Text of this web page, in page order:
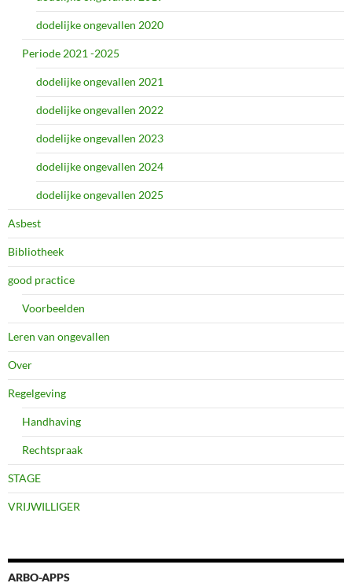
dodelijke ongevallen 2020
Periode 2021 -2025
dodelijke ongevallen 2021
dodelijke ongevallen 2022
dodelijke ongevallen 2023
dodelijke ongevallen 2024
dodelijke ongevallen 2025
Asbest
Bibliotheek
good practice
Voorbeelden
Leren van ongevallen
Over
Regelgeving
Handhaving
Rechtspraak
STAGE
VRIJWILLIGER
ARBO-APPS